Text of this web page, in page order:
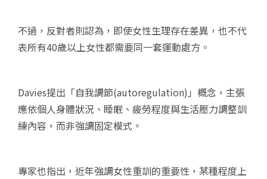
不過，反對者則認為，即使女性生理存在差異，也不代
表所有40歲以上女性都需要同一套運動處方。
Davies提出「自我調節(autoregulation)」概念，主張
應依個人身體狀況、睡眠、疲勞程度與生活壓力調整訓
練內容，而非強調固定模式。
專家也指出，近年強調女性重訓的重要性，某種程度上